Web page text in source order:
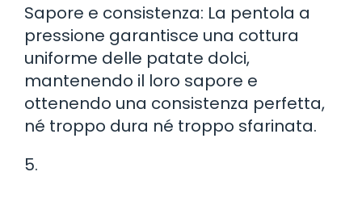
Sapore e consistenza: La pentola a
pressione garantisce una cottura
uniforme delle patate dolci,
mantenendo il loro sapore e
ottenendo una consistenza perfetta,
né troppo dura né troppo sfarinata.
5.